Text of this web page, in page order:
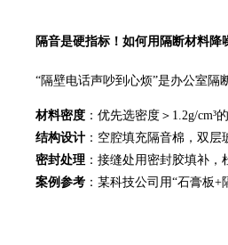
隔音是硬指标！如何用隔断材料降
“隔壁电话声吵到心烦”是办公室隔
材料密度 ：优先选密度＞1.2g/cm³
结构设计 ：空腔填充隔音棉，双层
密封处理 ：接缝处用密封胶填补，
案例参考 ：某科技公司用“石膏板